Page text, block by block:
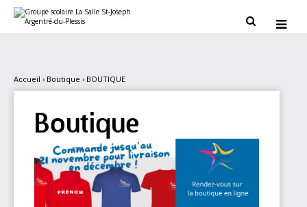
contenu.
personnels
 
Accueil › Boutique › BOUTIQUE
Boutique